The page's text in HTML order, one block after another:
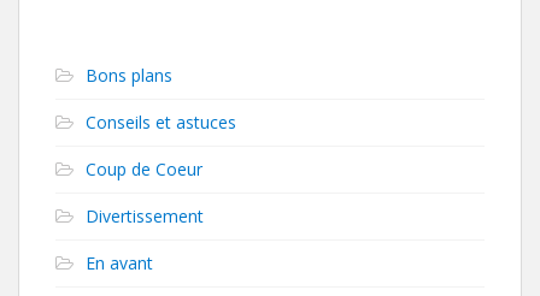
Bons plans
Conseils et astuces
Coup de Coeur
Divertissement
En avant